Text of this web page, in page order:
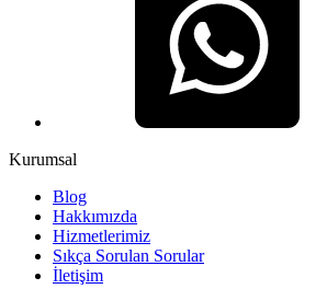
Kurumsal
Blog
Hakkımızda
Hizmetlerimiz
Sıkça Sorulan Sorular
İletişim